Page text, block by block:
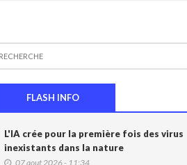
FLASH INFO
L'IA crée pour la première fois des virus
inexistants dans la nature
07 aout 2026 - 11:34